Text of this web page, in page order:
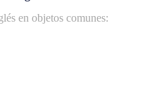
en objetos comunes: